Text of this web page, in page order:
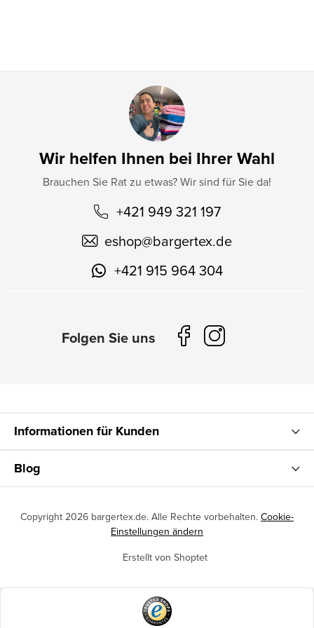
Wir helfen Ihnen bei Ihrer Wahl
Brauchen Sie Rat zu etwas? Wir sind für Sie da!
+421 949 321 197
eshop@bargertex.de
+421 915 964 304
Informationen für Kunden
Blog
Erstellt von Shoptet
Copyright 2026 bargertex.de. Alle Rechte vorbehalten. Cookie-
Einstellungen ändern